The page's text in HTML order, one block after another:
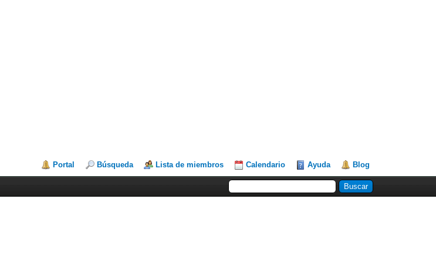
Portal Búsqueda Lista de miembros Calendario Ayuda Blog